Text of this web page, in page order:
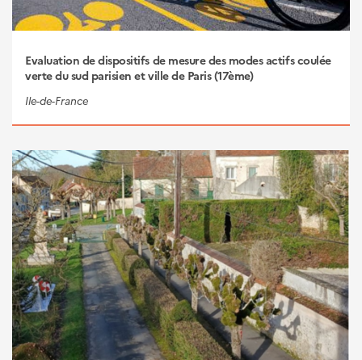
Evaluation de dispositifs de mesure des modes actifs coulée
verte du sud parisien et ville de Paris (17ème)
Ile-de-France